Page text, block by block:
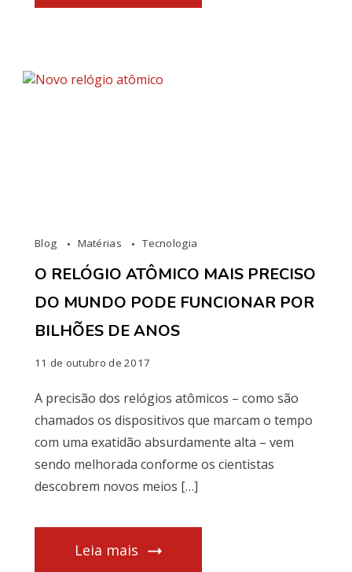
Blog Matérias Tecnologia
O RELÓGIO ATÔMICO MAIS PRECISO
DO MUNDO PODE FUNCIONAR POR
BILHÕES DE ANOS
11 de outubro de 2017
A precisão dos relógios atômicos – como são
chamados os dispositivos que marcam o tempo
com uma exatidão absurdamente alta – vem
sendo melhorada conforme os cientistas
descobrem novos meios […]
Leia mais